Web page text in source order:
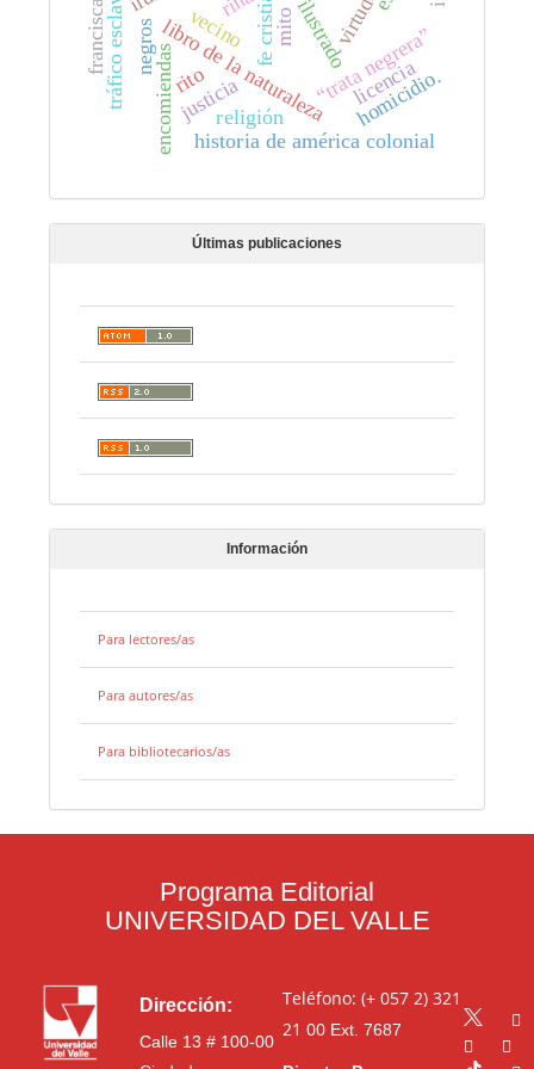
fe cristiana
libro de la naturaleza
tráfico esclavista “trata negrera”
licencia
historia de américa colonial
encomiendas
vecino
justicia homicidio.
religión
rito
mito
negros
Últimas publicaciones
Información
Para lectores/as
Para autores/as
Para bibliotecarios/as
Programa Editorial
UNIVERSIDAD DEL VALLE
Dirección:
Calle 13 # 100-00
Teléfono: (+ 057 2) 321
21 00Ext. 7687